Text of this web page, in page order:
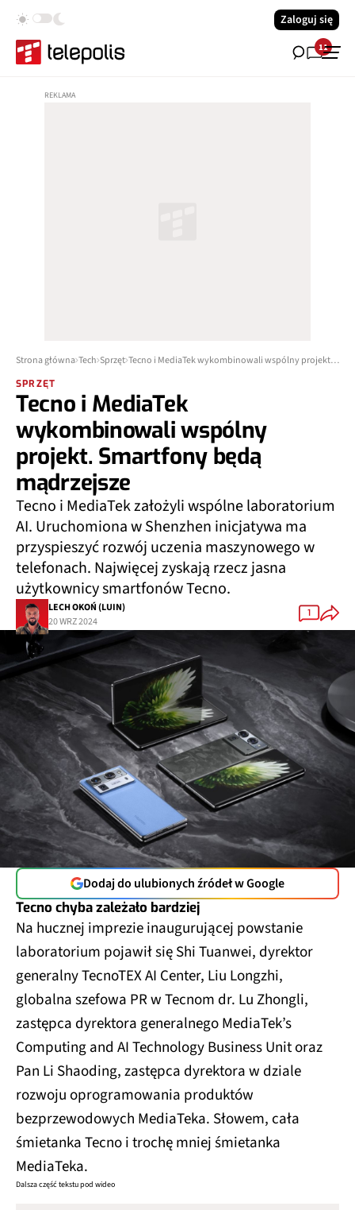
Zaloguj się
11
Strona główna Tech Sprzęt Tecno i MediaTek wykombinowali wspólny projekt. Smartfony będą mądrzejsze
SPRZĘT
Tecno i MediaTek
wykombinowali wspólny
projekt. Smartfony będą
mądrzejsze
Tecno i MediaTek założyli wspólne laboratorium
AI. Uruchomiona w Shenzhen inicjatywa ma
przyspieszyć rozwój uczenia maszynowego w
telefonach. Najwięcej zyskają rzecz jasna
użytkownicy smartfonów Tecno.
LECH OKOŃ (LUIN)
20 WRZ 2024
1
Dodaj do ulubionych źródeł w Google
Tecno chyba zależało bardziej
Na hucznej imprezie inaugurującej powstanie
laboratorium pojawił się Shi Tuanwei, dyrektor
generalny TecnoTEX AI Center, Liu Longzhi,
globalna szefowa PR w Tecnom dr. Lu Zhongli,
zastępca dyrektora generalnego MediaTek’s
Computing and AI Technology Business Unit oraz
Pan Li Shaoding, zastępca dyrektora w dziale
rozwoju oprogramowania produktów
bezprzewodowych MediaTeka. Słowem, cała
śmietanka Tecno i trochę mniej śmietanka
MediaTeka.
Dalsza część tekstu pod wideo